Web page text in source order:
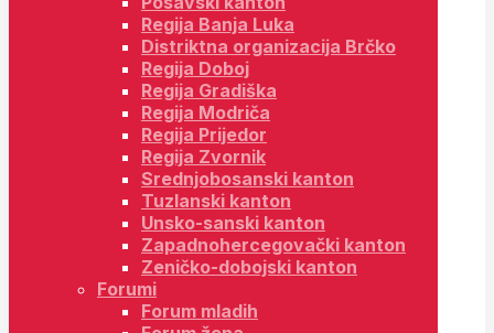
Regija Banja Luka
Distriktna organizacija Brčko
Regija Doboj
Regija Gradiška
Regija Modriča
Regija Prijedor
Regija Zvornik
Srednjobosanski kanton
Tuzlanski kanton
Unsko-sanski kanton
Zapadnohercegovački kanton
Zeničko-dobojski kanton
Forumi
Forum mladih